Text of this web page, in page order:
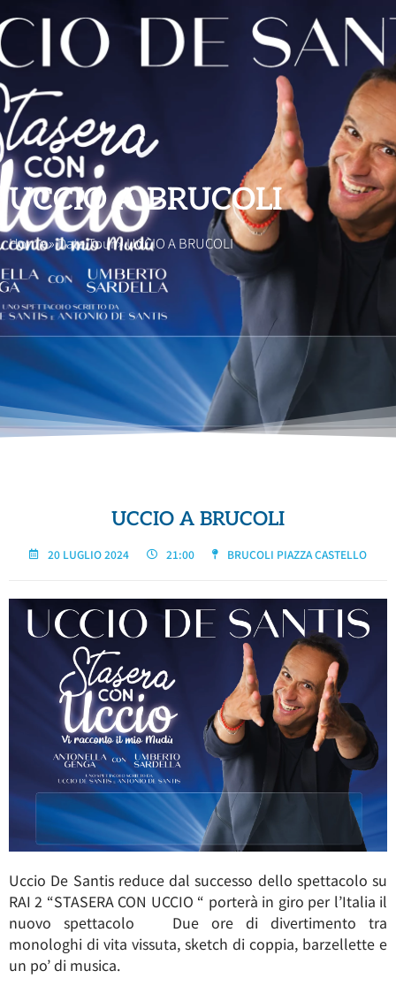
UCCIO A BRUCOLI
Home»Date Tour»UCCIO A BRUCOLI
UCCIO A BRUCOLI
20 LUGLIO 2024 21:00 BRUCOLI PIAZZA CASTELLO
Uccio De Santis reduce dal successo dello spettacolo su
RAI 2 “STASERA CON UCCIO “ porterà in giro per l’Italia il
nuovo spettacolo Due ore di divertimento tra
monologhi di vita vissuta, sketch di coppia, barzellette e
un po’ di musica.